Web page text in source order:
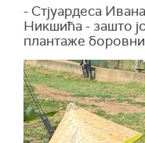
- Стјуардеса
Никшића - зашто
плантаже